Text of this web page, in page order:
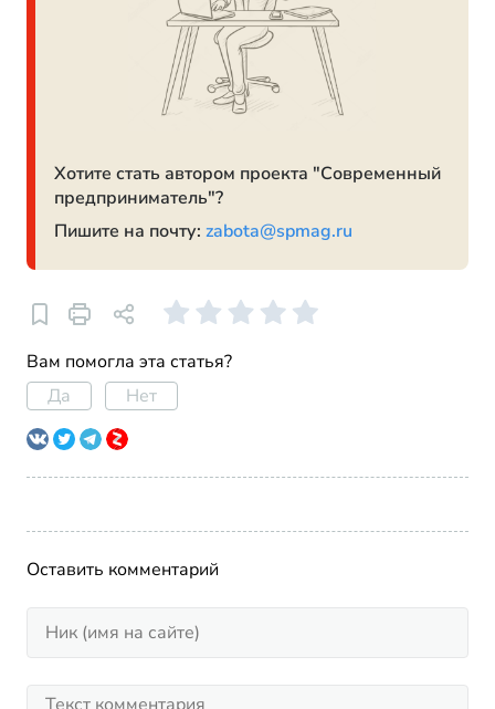
Хотите стать автором проекта "Современный
предприниматель"?
Пишите на почту: zabota@spmag.ru
Вам помогла эта статья?
Да
Нет
Оставить комментарий